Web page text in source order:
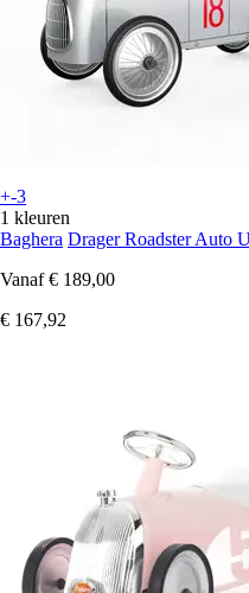
+-3
1 kleuren
Baghera Drager Roadster Auto
Vanaf € 189,00
€ 167,92